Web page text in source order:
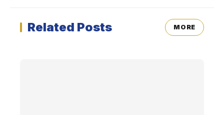
Related Posts MORE